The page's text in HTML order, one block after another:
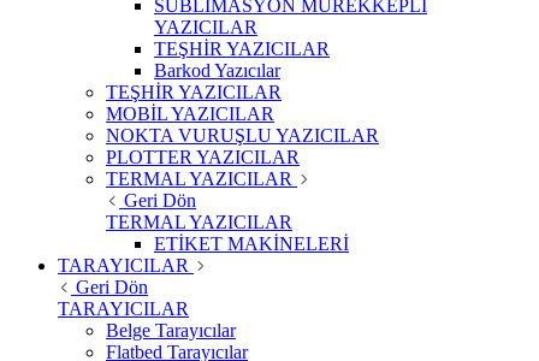
SÜBLİMASYON MÜREKKEPLİ
YAZICILAR
TEŞHİR YAZICILAR
Barkod Yazıcılar
TEŞHİR YAZICILAR
MOBİL YAZICILAR
NOKTA VURUŞLU YAZICILAR
PLOTTER YAZICILAR
TERMAL YAZICILAR
Geri Dön
TERMAL YAZICILAR
ETİKET MAKİNELERİ
TARAYICILAR
Geri Dön
TARAYICILAR
Belge Tarayıcılar
Flatbed Tarayıcılar